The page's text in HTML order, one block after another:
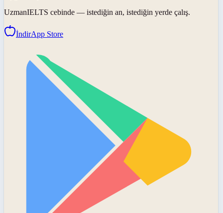
UzmanIELTS cebinde — istediğin an, istediğin yerde çalış.
İndirApp Store